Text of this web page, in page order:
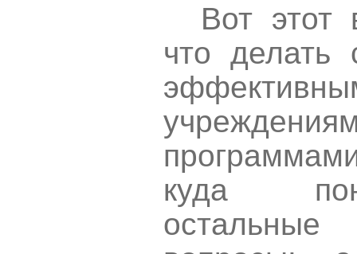
Вот этот
что делать
куда